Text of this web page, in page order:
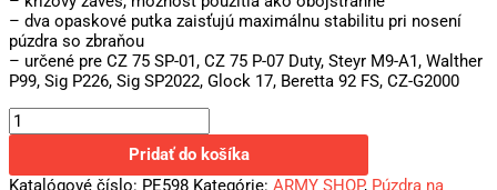
– dva opaskové putka zaisťujú maximálnu stabilitu pri nosení
púzdra so zbraňou
– určené pre CZ 75 SP-01, CZ 75 P-07 Duty, Steyr M9-A1, Walther
P99, Sig P226, Sig SP2022, Glock 17, Beretta 92 FS, CZ-G2000
Pridať do košíka
Katalógové číslo: PE598 Kategórie: ARMY SHOP, Púzdra na